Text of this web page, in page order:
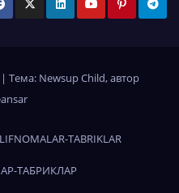
| Тема: Newsup Child, автор
TABRIKLAR
ТАБРИКЛАР